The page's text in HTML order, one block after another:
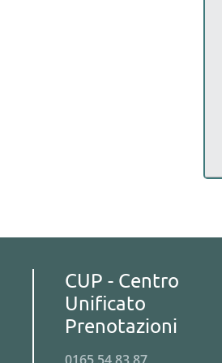
CUP - Centro
Unificato
Prenotazioni